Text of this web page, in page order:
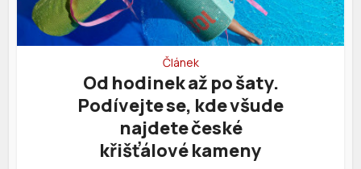
Článek
Od hodinek až po šaty.
Podívejte se, kde všude
najdete české
křišťálové kameny